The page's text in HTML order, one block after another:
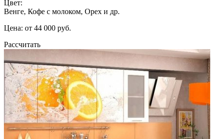
Цвет:
Венге, Кофе с молоком, Орех и др.
Цена: от 44 000 руб.
Рассчитать